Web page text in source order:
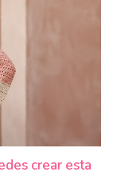
crear esta